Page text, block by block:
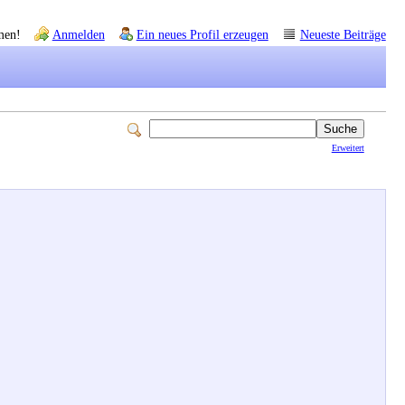
Anmelden Ein neues Profil erzeugen Neueste Beiträge
Erweitert